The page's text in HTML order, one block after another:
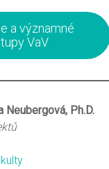
a významné
VaV
Neubergová, Ph.D.